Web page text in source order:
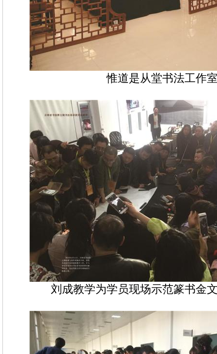
惟道是从堂书法工作
刘成教学为学员现场示范篆书金